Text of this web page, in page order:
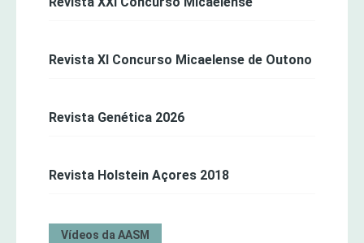
Revista XI Concurso Micaelense de Outono
Revista Genética 2026
Revista Holstein Açores 2018
Vídeos da AASM